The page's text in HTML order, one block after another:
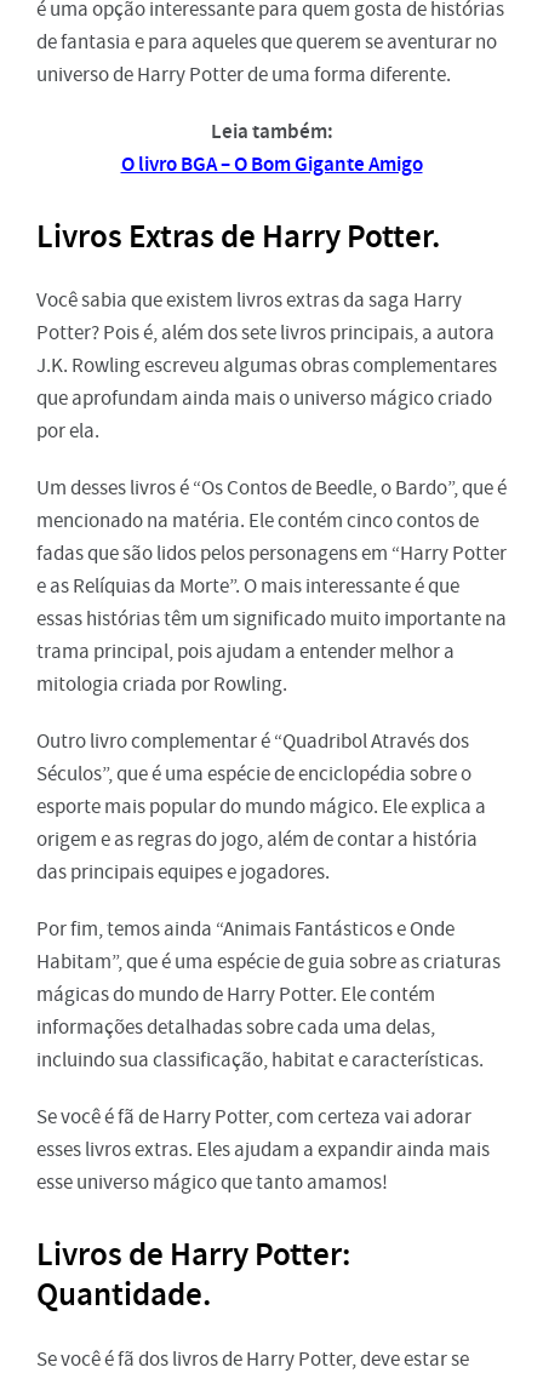
é uma opção interessante para quem gosta de histórias
de fantasia e para aqueles que querem se aventurar no
universo de Harry Potter de uma forma diferente.
Leia também:
O livro BGA – O Bom Gigante Amigo
Livros Extras de Harry Potter.
Você sabia que existem livros extras da saga Harry
Potter? Pois é, além dos sete livros principais, a autora
J.K. Rowling escreveu algumas obras complementares
que aprofundam ainda mais o universo mágico criado
por ela.
Um desses livros é “Os Contos de Beedle, o Bardo”, que é
mencionado na matéria. Ele contém cinco contos de
fadas que são lidos pelos personagens em “Harry Potter
e as Relíquias da Morte”. O mais interessante é que
essas histórias têm um significado muito importante na
trama principal, pois ajudam a entender melhor a
mitologia criada por Rowling.
Outro livro complementar é “Quadribol Através dos
Séculos”, que é uma espécie de enciclopédia sobre o
esporte mais popular do mundo mágico. Ele explica a
origem e as regras do jogo, além de contar a história
das principais equipes e jogadores.
Por fim, temos ainda “Animais Fantásticos e Onde
Habitam”, que é uma espécie de guia sobre as criaturas
mágicas do mundo de Harry Potter. Ele contém
informações detalhadas sobre cada uma delas,
incluindo sua classificação, habitat e características.
Se você é fã de Harry Potter, com certeza vai adorar
esses livros extras. Eles ajudam a expandir ainda mais
esse universo mágico que tanto amamos!
Livros de Harry Potter:
Quantidade.
Se você é fã dos livros de Harry Potter, deve estar se